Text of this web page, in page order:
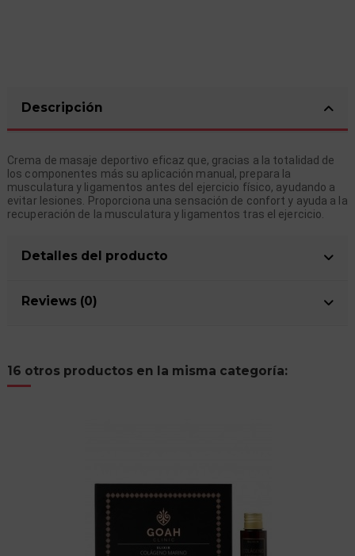
Descripción
Crema de masaje deportivo eficaz que, gracias a la totalidad de
los componentes más su aplicación manual, prepara la
musculatura y ligamentos antes del ejercicio físico, ayudando a
evitar lesiones. Proporciona una sensación de confort y ayuda a la
recuperación de la musculatura y ligamentos tras el ejercicio.
Detalles del producto
Reviews (0)
16 otros productos en la misma categoría: